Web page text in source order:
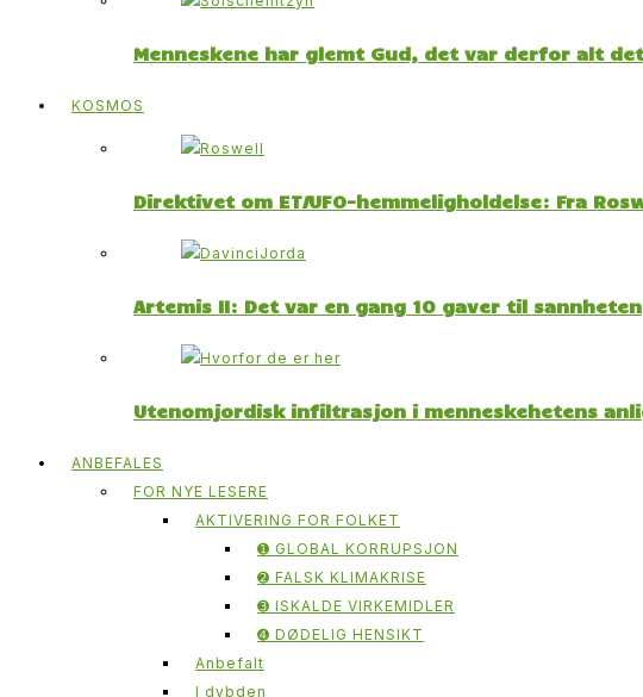
Menneskene har glemt Gud, det var derfor alt
KOSMOS
Direktivet om ET/UFO-hemmeligholdelse: Fra
Artemis II: Det var en gang 10 gaver til sannheten
Utenomjordisk infiltrasjon i menneskehetens
ANBEFALES
FOR NYE LESERE
AKTIVERING FOR FOLKET
➊ GLOBAL KORRUPSJON
➋ FALSK KLIMAKRISE
➌ ISKALDE VIRKEMIDLER
➍ DØDELIG HENSIKT
Anbefalt
I dybden